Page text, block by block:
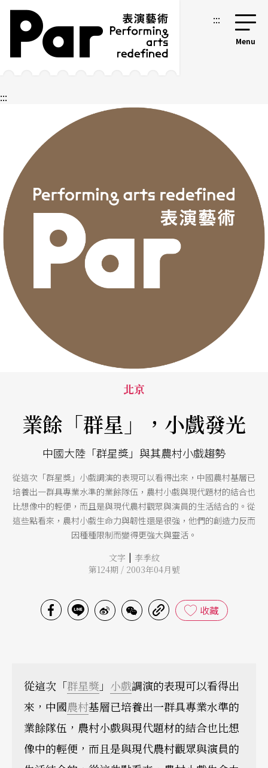
跳到主要內容區塊
網站導覽 :::
:::
北京
業餘「群星」，小戲發光
中國大陸「群星獎」與其農村小戲趨勢
從這次「群星獎」小戲調演的表現可以看得出來，中國農村基層已
培養出一群具專業水準的業餘隊伍，農村小戲與現代題材的結合也
比想像中的輕便，而且是與現代農村觀眾與演員的生活結合的。從
這些點看來，農村小戲生命力與韌性還是很強，他們的創造力反而
因種種限制而變得更強大與靈活。
文字 | 李季紋
第124期 / 2003年04月號
收藏
從這次「群星獎 」 小戲調演的表現可以看得出
來，中國農村基層已培養出一群具專業水準的
業餘隊伍，農村小戲與現代題材的結合也比想
像中的輕便，而且是與現代農村觀眾與演員的